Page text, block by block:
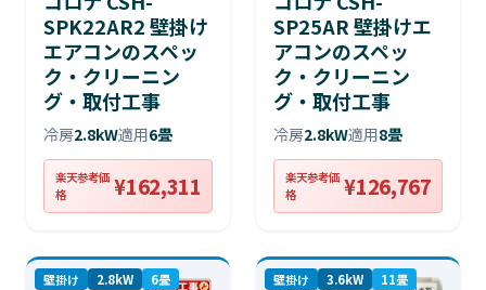
SPK22AR2 壁掛け
エアコンのスペッ
ク・クリーニン
グ・取付工事
冷房2.8kW適用6畳
楽天参考価
格
¥162,311
SP25AR 壁掛けエ
アコンのスペッ
ク・クリーニン
グ・取付工事
冷房2.8kW適用8畳
楽天参考価
格
¥126,767
壁掛け 2.8kW 6畳 壁掛け 3.6kW 11畳